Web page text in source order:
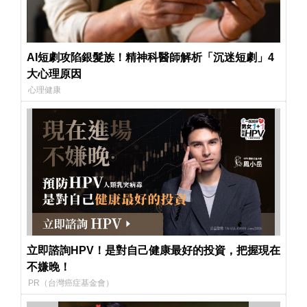
AI短劇攻陷銀髮族！精神科醫師解析「沉迷短劇」4
大心理原因
心理健康
立即諮詢HPV！是對自己健康最好的投資，把握現在
不嫌晚！
PR（台灣癌症基金會）